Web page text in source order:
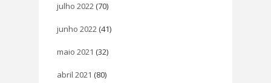
julho 2022 (70)
junho 2022 (41)
maio 2021 (32)
abril 2021 (80)